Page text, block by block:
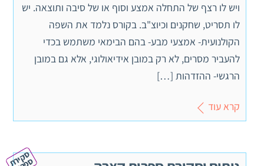
ויש לו רצף של התחלה אמצע וסוף או של סיבה ותוצאה. יש
לו תסריט, שחקנים וכיוצ"ב. בקורס נלמד את השפה
הקולנועית- אמצעי מבע- בהם הבימאי משתמש בכדי
להעביר מסרים, לא רק במובן אידיאולוגי, אלא גם במובן
הרגשי- ההזדהות […]
קרא עוד
ס
ק
ת
פ
ר